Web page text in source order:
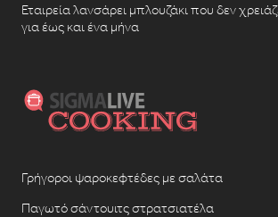
Εταιρεία λανσάρει μπλουζάκι που δεν
για έως και ένα μήνα
Γρήγοροι ψαροκεφτέδες με σαλάτα
Παγωτό σάντουιτς στρατσιατέλα